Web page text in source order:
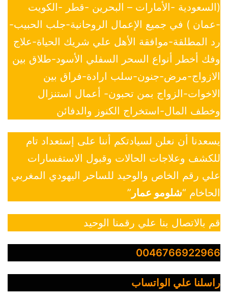
(السعودية -الأمارات – البحرين -قطر -الكويت
-عمان ) في جميع الإعمال الروحانية-جلب الحبيب-
رد المطلقة-موافقة الأهل علي شريك الحياة-علاج
وفك أخطر أنواع السحر السفلي الأسود-طلاق بين
الازواج-مرض-جنون-سلب ارادة-فراق بين
الاخوات-الزواج بمن تحبون- أعمال استنزال
وخطف المال-استخراج الكنوز والدفائن
يسعدنا أن نعلن لسيادتكم أننا على إستعداد تام
للكشف وعلاجات الحالات وقبول الاستفسارات
علي رقم الخاص والوحيد للساحر اليهودي المغربي
الحاخام “شلومو عمار ”
قم بالاتصال بنا علي رقمنا الوحيد
0046766922966
راسلنا علي الواتساب